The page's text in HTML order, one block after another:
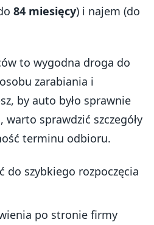
84 miesięcy) i najem (do
to wygodna droga do
zarabiania i
by auto było sprawnie
warto sprawdzić szczegóły
terminu odbioru.
do szybkiego rozpoczęcia
po stronie firmy